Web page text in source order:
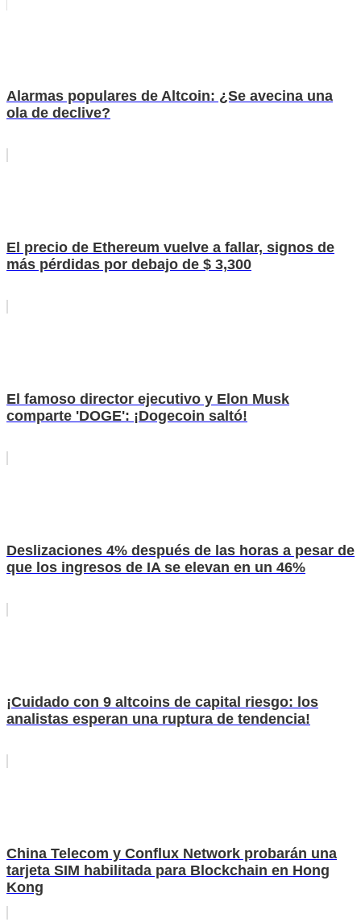
Alarmas populares de Altcoin: ¿Se avecina una
ola de declive?
El precio de Ethereum vuelve a fallar, signos de
más pérdidas por debajo de $ 3,300
El famoso director ejecutivo y Elon Musk
comparte 'DOGE': ¡Dogecoin saltó!
Deslizaciones 4% después de las horas a pesar de
que los ingresos de IA se elevan en un 46%
¡Cuidado con 9 altcoins de capital riesgo: los
analistas esperan una ruptura de tendencia!
China Telecom y Conflux Network probarán una
tarjeta SIM habilitada para Blockchain en Hong
Kong